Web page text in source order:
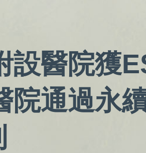
設醫院獲
院通過永